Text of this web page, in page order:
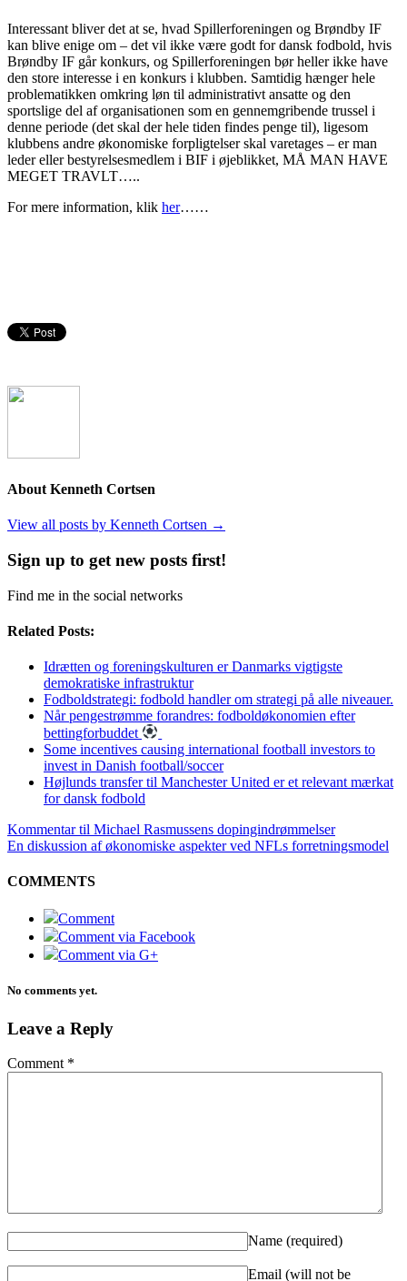
Interessant bliver det at se, hvad Spillerforeningen og Brøndby IF
kan blive enige om – det vil ikke være godt for dansk fodbold, hvis
Brøndby IF går konkurs, og Spillerforeningen bør heller ikke have
den store interesse i en konkurs i klubben. Samtidig hænger hele
problematikken omkring løn til administrativt ansatte og den
sportslige del af organisationen som en gennemgribende trussel i
denne periode (det skal der hele tiden findes penge til), ligesom
klubbens andre økonomiske forpligtelser skal varetages – er man
leder eller bestyrelsesmedlem i BIF i øjeblikket, MÅ MAN HAVE
MEGET TRAVLT…..
For mere information, klik her……
About Kenneth Cortsen
View all posts by Kenneth Cortsen →
Sign up to get new posts first!
Find me in the social networks
Related Posts:
Idrætten og foreningskulturen er Danmarks vigtigste
demokratiske infrastruktur
Fodboldstrategi: fodbold handler om strategi på alle niveauer.
Når pengestrømme forandres: fodboldøkonomien efter
bettingforbuddet
Some incentives causing international football investors to
invest in Danish football/soccer
Højlunds transfer til Manchester United er et relevant mærkat
for dansk fodbold
Kommentar til Michael Rasmussens dopingindrømmelser
En diskussion af økonomiske aspekter ved NFLs forretningsmodel
COMMENTS
Comment
Comment via Facebook
Comment via G+
No comments yet.
Leave a Reply
Comment *
Name (required)
Email (will not be